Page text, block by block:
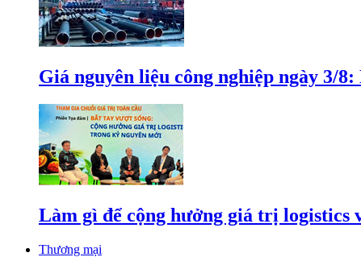
Giá nguyên liệu công nghiệp ngày 3/
Làm gì để cộng hưởng giá trị logistics
Thương mại